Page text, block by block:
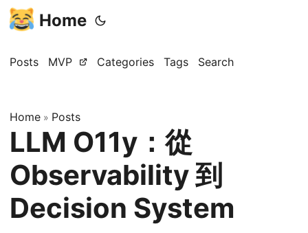
Home
Posts MVP Categories Tags Search
Home » Posts
LLM O11y：從
Observability 到
Decision System